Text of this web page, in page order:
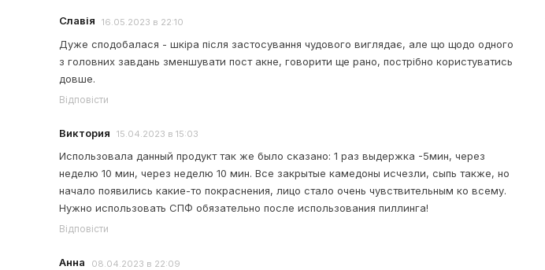
Славія 16.05.2023 в 22:10
Дуже сподобалася - шкіра після застосування чудового виглядає, але що щодо одного
з головних завдань зменшувати пост акне, говорити ще рано, пострібно користуватись
довше.
Відповісти
Виктория 15.04.2023 в 15:03
Использовала данный продукт так же было сказано: 1 раз выдержка -5мин, через
неделю 10 мин, через неделю 10 мин. Все закрытые камедоны исчезли, сыпь также, но
начало появились какие-то покраснения, лицо стало очень чувствительным ко всему.
Нужно использовать СПФ обязательно после использования пиллинга!
Відповісти
Анна 08.04.2023 в 22:09